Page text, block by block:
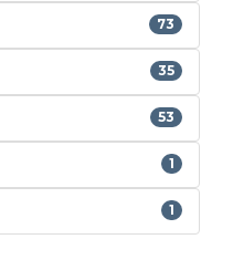
73
35
53
1
1